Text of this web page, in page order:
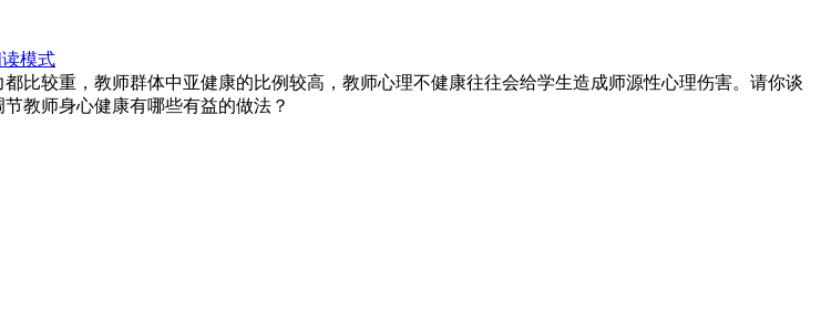
模式
比较重，教师群体中亚健康的比例较高，教师心理不健康往往会给学生造成师源性心理伤害。请你谈
教师身心健康有哪些有益的做法？